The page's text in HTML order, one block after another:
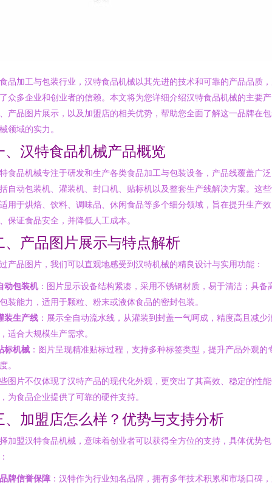
品加工与包装行业，汉特食品机械以其先进的技术和可靠的产品品质
众多企业和创业者的信赖。本文将为您详细介绍汉特食品机械的主要产
产品图片展示，以及加盟店的相关优势，帮助您全面了解这一品牌在
领域的实力。
、汉特食品机械产品概览
食品机械专注于研发和生产各类食品加工与包装设备，产品线覆盖广
自动包装机、灌装机、封口机、贴标机以及整套生产线解决方案。这
用于烘焙、饮料、调味品、休闲食品等多个细分领域，旨在提升生产效
保证食品安全，并降低人工成本。
、产品图片展示与特点解析
产品图片，我们可以直观地感受到汉特机械的精良设计与实用功能：
动包装机：图片显示设备结构紧凑，采用不锈钢材质，易于清洁；具备
装能力，适用于颗粒、粉末或液体食品的密封包装。
装生产线 ：展示全自动流水线，从灌装到封盖一气呵成，精度高且减少
适合大规模生产需求。
标机械 ：图片呈现精准贴标过程，支持多种标签类型，提升产品外观的
。
图片不仅体现了汉特产品的现代化外观，更突出了其高效、稳定的性
为食品企业提供了可靠的硬件支持。
、加盟店怎么样？优势与支持分析
加盟汉特食品机械，意味着创业者可以获得全方位的支持，具体优势包
品牌信誉保障 ：汉特作为行业知名品牌，拥有多年技术积累和市场口碑